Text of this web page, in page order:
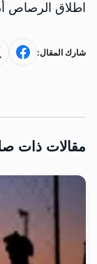
اطلاق الرصاص
شارك المقال:
مقالات ذات